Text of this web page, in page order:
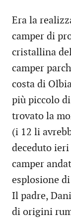
Era la
camper di
cristallina
camper
costa di
più piccolo
trovato la
(i 12 li
deceduto
camper
esplosione
Il padre,
di origini